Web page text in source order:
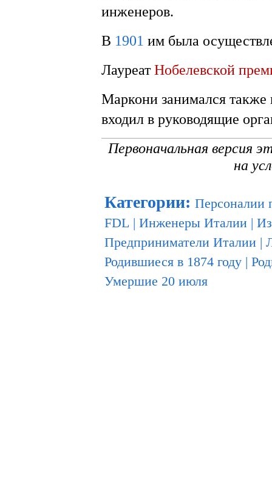
инженеров.
В 1901 им была
ЛауреатНобелевской
Маркони занимался также
входил в руководящие
Первоначальная версия
на
Категории: Персоналии
FDL | Инженеры Италии |
Предприниматели Италии |
Родившиеся в 1874 году |
Умершие 20 июля